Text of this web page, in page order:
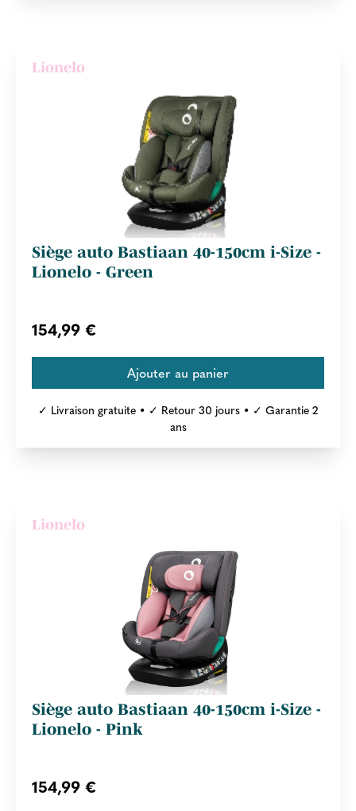
Lionelo
Siège auto Bastiaan 40-150cm i-Size -
Lionelo - Green
154,99 €
✓ Livraison gratuite • ✓ Retour 30 jours • ✓ Garantie 2
ans
Lionelo
Siège auto Bastiaan 40-150cm i-Size -
Lionelo - Pink
154,99 €